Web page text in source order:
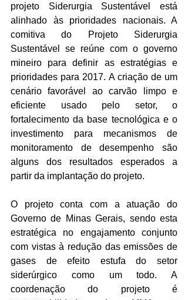
projeto Siderurgia Sustentável está
alinhado às prioridades nacionais. A
comitiva do Projeto Siderurgia
Sustentável se reúne com o governo
mineiro para definir as estratégias e
prioridades para 2017. A criação de um
cenário favorável ao carvão limpo e
eficiente usado pelo setor, o
fortalecimento da base tecnológica e o
investimento para mecanismos de
monitoramento de desempenho são
alguns dos resultados esperados a
partir da implantação do projeto.
O projeto conta com a atuação do
Governo de Minas Gerais, sendo esta
estratégica no engajamento conjunto
com vistas à redução das emissões de
gases de efeito estufa do setor
siderúrgico como um todo. A
coordenação do projeto é